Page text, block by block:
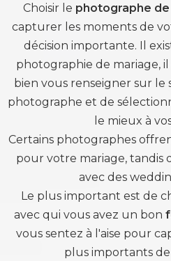
Choisir le photographe
capturer les moments de
décision importante. Il
photographie de mariage,
bien vous renseigner sur
photographe et de
le mieux à
Certains photographes
pour votre mariage, tandis
avec des
Le plus important est de
avec qui vous avez un bon
vous sentez à l'aise pour
plus importants